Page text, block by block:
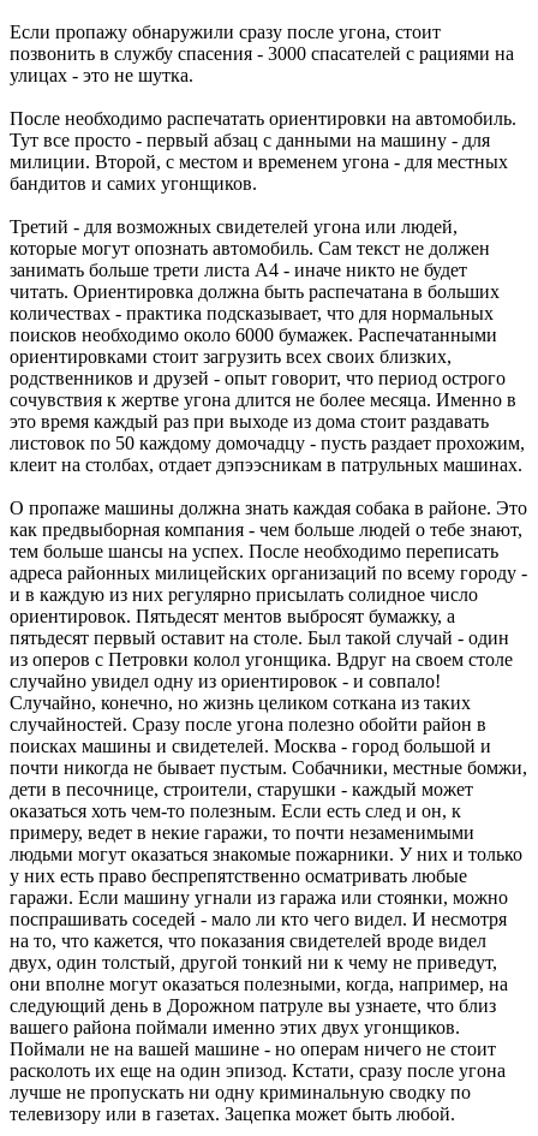
Если пропажу обнаружили сразу после угона, стоит
позвонить в службу спасения - 3000 спасателей с рациями на
улицах - это не шутка.
После необходимо распечатать ориентировки на автомобиль.
Тут все просто - первый абзац с данными на машину - для
милиции. Второй, с местом и временем угона - для местных
бандитов и самих угонщиков.
Третий - для возможных свидетелей угона или людей,
которые могут опознать автомобиль. Сам текст не должен
занимать больше трети листа А4 - иначе никто не будет
читать. Ориентировка должна быть распечатана в больших
количествах - практика подсказывает, что для нормальных
поисков необходимо около 6000 бумажек. Распечатанными
ориентировками стоит загрузить всех своих близких,
родственников и друзей - опыт говорит, что период острого
сочувствия к жертве угона длится не более месяца. Именно в
это время каждый раз при выходе из дома стоит раздавать
листовок по 50 каждому домочадцу - пусть раздает прохожим,
клеит на столбах, отдает дэпээсникам в патрульных машинах.
О пропаже машины должна знать каждая собака в районе. Это
как предвыборная компания - чем больше людей о тебе знают,
тем больше шансы на успех. После необходимо переписать
адреса районных милицейских организаций по всему городу -
и в каждую из них регулярно присылать солидное число
ориентировок. Пятьдесят ментов выбросят бумажку, а
пятьдесят первый оставит на столе. Был такой случай - один
из оперов с Петровки колол угонщика. Вдруг на своем столе
случайно увидел одну из ориентировок - и совпало!
Случайно, конечно, но жизнь целиком соткана из таких
случайностей. Сразу после угона полезно обойти район в
поисках машины и свидетелей. Москва - город большой и
почти никогда не бывает пустым. Собачники, местные бомжи,
дети в песочнице, строители, старушки - каждый может
оказаться хоть чем-то полезным. Если есть след и он, к
примеру, ведет в некие гаражи, то почти незаменимыми
людьми могут оказаться знакомые пожарники. У них и только
у них есть право беспрепятственно осматривать любые
гаражи. Если машину угнали из гаража или стоянки, можно
поспрашивать соседей - мало ли кто чего видел. И несмотря
на то, что кажется, что показания свидетелей вроде видел
двух, один толстый, другой тонкий ни к чему не приведут,
они вполне могут оказаться полезными, когда, например, на
следующий день в Дорожном патруле вы узнаете, что близ
вашего района поймали именно этих двух угонщиков.
Поймали не на вашей машине - но операм ничего не стоит
расколоть их еще на один эпизод. Кстати, сразу после угона
лучше не пропускать ни одну криминальную сводку по
телевизору или в газетах. Зацепка может быть любой.